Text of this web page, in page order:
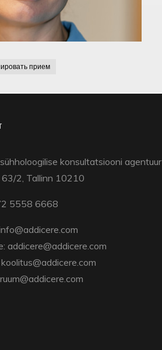
прием
konsultatsiooni agentuur
2, Tallinn 10210
5558 6668
addicere@addicere.com